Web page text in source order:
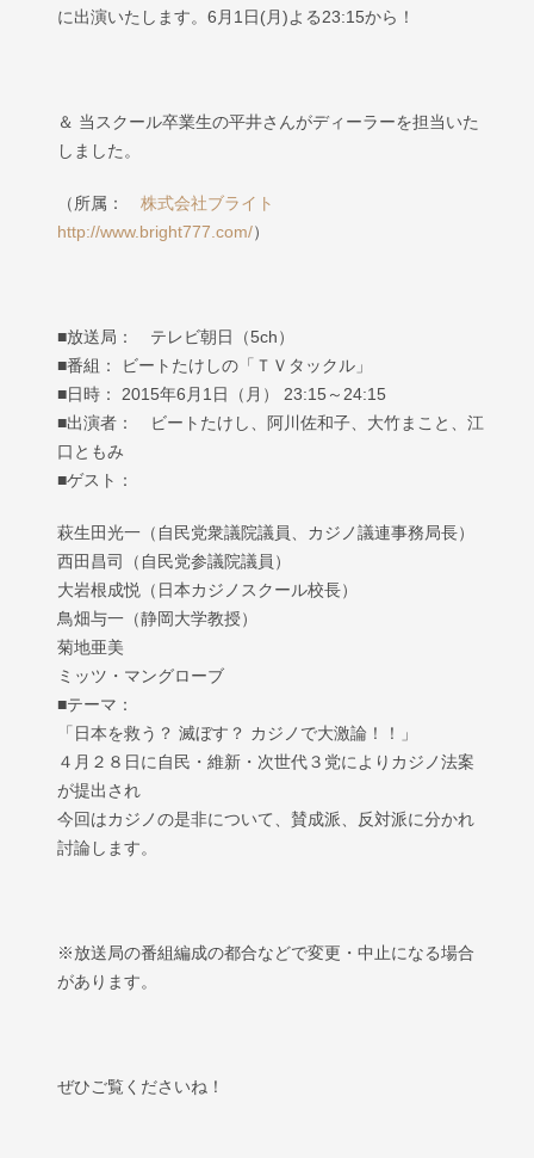
に出演いたします。6月1日(月)よる23:15から！
＆ 当スクール卒業生の平井さんがディーラーを担当いた
しました。
（所属：株式会社ブライト
http://www.bright777.com/）
■放送局： テレビ朝日（5ch）
■番組： ビートたけしの「ＴＶタックル」
■日時： 2015年6月1日（月） 23:15～24:15
■出演者： ビートたけし、阿川佐和子、大竹まこと、江
口ともみ
■ゲスト：
萩生田光一（自民党衆議院議員、カジノ議連事務局長）
西田昌司（自民党参議院議員）
大岩根成悦（日本カジノスクール校長）
鳥畑与一（静岡大学教授）
菊地亜美
ミッツ・マングローブ
■テーマ：
「日本を救う？ 滅ぼす？ カジノで大激論！！」
４月２８日に自民・維新・次世代３党によりカジノ法案
が提出され
今回はカジノの是非について、賛成派、反対派に分かれ
討論します。
※放送局の番組編成の都合などで変更・中止になる場合
があります。
ぜひご覧くださいね！